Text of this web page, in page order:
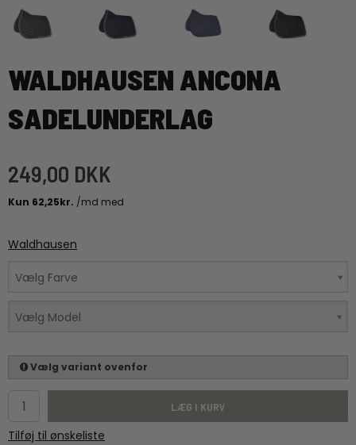
WALDHAUSEN ANCONA
SADELUNDERLAG
249,00 DKK
Waldhausen
Vælg Farve
Vælg Model
Vælg variant ovenfor
LÆG I KURV
Tilføj til ønskeliste